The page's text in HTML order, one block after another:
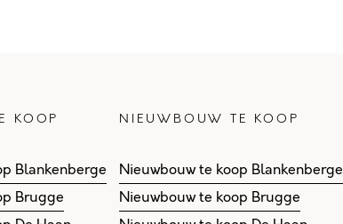
KOOP
Blankenberge
Brugge
NIEUWBOUW TE KOOP
Nieuwbouw te koop Blankenberge
Nieuwbouw te koop Brugge